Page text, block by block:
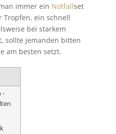
immer ein Notfallset
Tropfen, ein schnell
bei starkem
sollte jemanden bitten
am besten setzt.
-